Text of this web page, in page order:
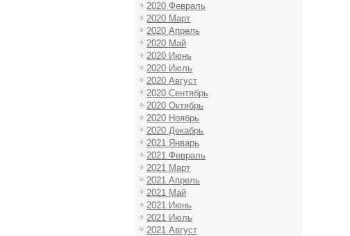
2020 Февраль
2020 Март
2020 Апрель
2020 Май
2020 Июнь
2020 Июль
2020 Август
2020 Сентябрь
2020 Октябрь
2020 Ноябрь
2020 Декабрь
2021 Январь
2021 Февраль
2021 Март
2021 Апрель
2021 Май
2021 Июнь
2021 Июль
2021 Август